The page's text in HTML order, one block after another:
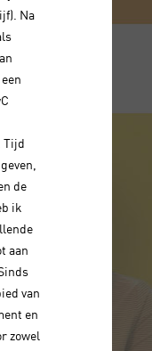
Na
Tijd
de
ik
aan
van
en
zowel